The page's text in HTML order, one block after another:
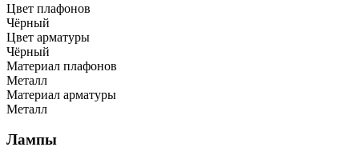
Цвет плафонов
Чёрный
Цвет арматуры
Чёрный
Материал плафонов
Металл
Материал арматуры
Металл
Лампы